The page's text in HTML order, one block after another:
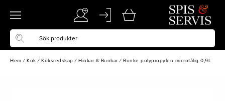
Hem / Kök / Köksredskap / Hinkar & Bunkar / Bunke polypropylen microtålig 0,9L